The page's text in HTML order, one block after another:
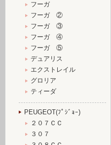
フーガ
フーガ ②
フーガ ③
フーガ ④
フーガ ⑤
デュアリス
エクストレイル
グロリア
ティーダ
PEUGEOT(ﾌﾟｼﾞｮｰ)
２０７ＣＣ
３０７